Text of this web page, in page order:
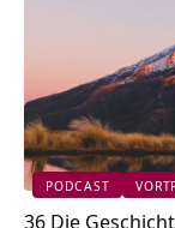
PODCAST
36 Die